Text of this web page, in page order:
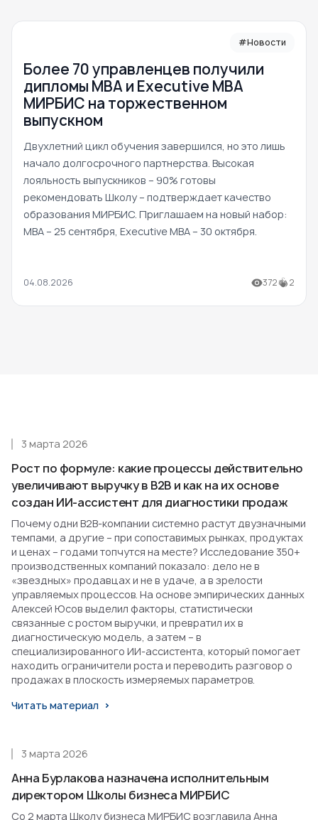
#Новости
Более 70 управленцев получили
дипломы MBA и Executive MBA
МИРБИС на торжественном
выпускном
Двухлетний цикл обучения завершился, но это лишь
начало долгосрочного партнерства. Высокая
лояльность выпускников – 90% готовы
рекомендовать Школу – подтверждает качество
образования МИРБИС. Приглашаем на новый набор:
MBA – 25 сентября, Executive MBA – 30 октября.
04.08.2026 372 2
Рост по формуле: какие процессы действительно
увеличивают выручку в B2B и как на их основе
создан ИИ-ассистент для диагностики продаж
3 марта 2026
Почему одни B2B-компании системно растут двузначными
темпами, а другие – при сопоставимых рынках, продуктах
и ценах – годами топчутся на месте? Исследование 350+
производственных компаний показало: дело не в
«звездных» продавцах и не в удаче, а в зрелости
управляемых процессов. На основе эмпирических данных
Алексей Юсов выделил факторы, статистически
связанные с ростом выручки, и превратил их в
диагностическую модель, а затем – в
специализированного ИИ-ассистента, который помогает
находить ограничители роста и переводить разговор о
продажах в плоскость измеряемых параметров.
Читать материал
Анна Бурлакова назначена исполнительным
директором Школы бизнеса МИРБИС
3 марта 2026
Со 2 марта Школу бизнеса МИРБИС возглавила Анна